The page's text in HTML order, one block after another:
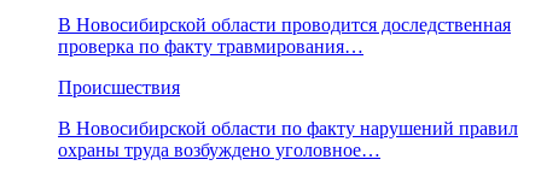
В Новосибирской области проводится доследственная
проверка по факту травмирования…
Происшествия
В Новосибирской области по факту нарушений правил
охраны труда возбуждено уголовное…